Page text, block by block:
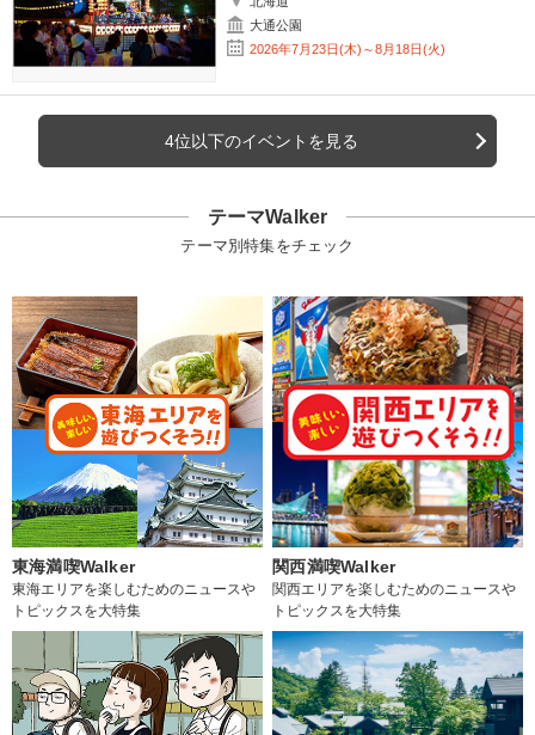
大通公園
2026年7月23日(木)～8月18日(火)
4位以下のイベントを見る
テーマWalker
テーマ別特集をチェック
東海満喫Walker
東海エリアを楽しむためのニュースや
トピックスを大特集
関西満喫Walker
関西エリアを楽しむためのニュースや
トピックスを大特集